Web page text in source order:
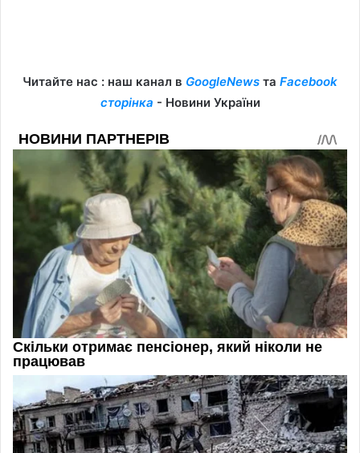
Читайте нас : наш канал в GoogleNews та Facebook
сторінка - Новини України